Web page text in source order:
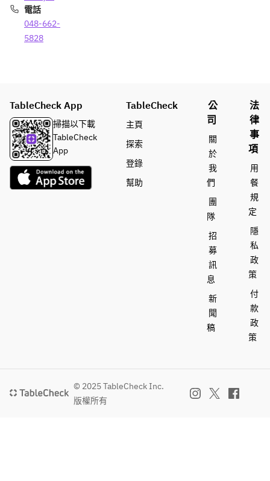
電話
048-662-
5828
TableCheck App
掃描以下載
TableCheck
App
TableCheck
主頁
探索
登錄
幫助
公
司
關
於
我
們
團
隊
招
募
訊
息
新
聞
稿
法
律
事
項
用
餐
規
定
隱
私
政
策
付
款
政
策
© 2025 TableCheck Inc.
版權所有